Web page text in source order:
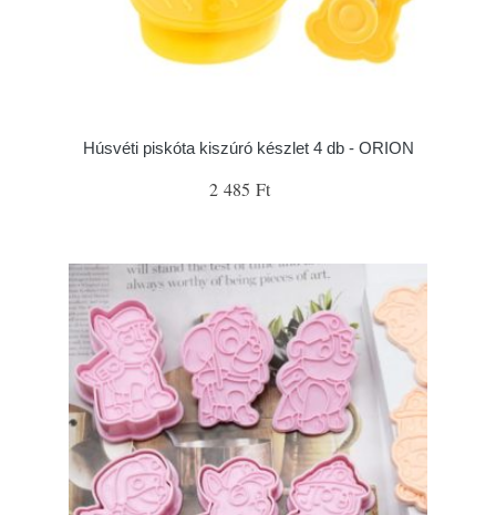
Húsvéti piskóta kiszúró készlet 4 db - ORION
2 485 Ft